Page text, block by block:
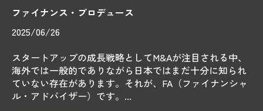
ファイナンス・プロデュース
2025/06/26
スタートアップの成長戦略としてM&Aが注目される中、
海外では一般的でありながら日本ではまだ十分に知られ
ていない存在があります。それが、FA（ファイナンシャ
ル・アドバイザー）です。...